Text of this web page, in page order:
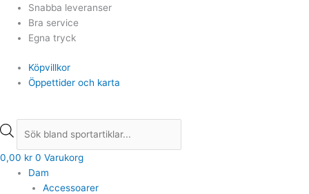
Hoppa
innehåll
Snabba leveranser
Bra service
Egna tryck
Köpvillkor
Öppettider och karta
Products
search
0,00 kr 0 Varukorg
Dam
Accessoarer
Products
search